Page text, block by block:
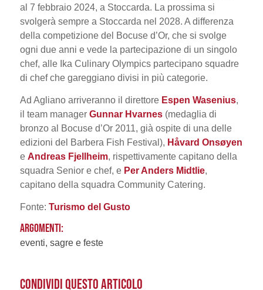
al 7 febbraio 2024, a Stoccarda. La prossima si
svolgerà sempre a Stoccarda nel 2028. A differenza
della competizione del Bocuse d’Or, che si svolge
ogni due anni e vede la partecipazione di un singolo
chef, alle Ika Culinary Olympics partecipano squadre
di chef che gareggiano divisi in più categorie.
Ad Agliano arriveranno il direttore Espen Wasenius,
il team manager Gunnar Hvarnes(medaglia di
bronzo al Bocuse d’Or 2011, già ospite di una delle
edizioni del Barbera Fish Festival), Håvard Onsøyen
e Andreas Fjellheim, rispettivamente capitano della
squadra Senior e chef, e Per Anders Midtlie,
capitano della squadra Community Catering.
Fonte: Turismo del Gusto
ARGOMENTI:
eventi, sagre e feste
CONDIVIDI QUESTO ARTICOLO